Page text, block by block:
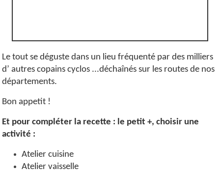
Le tout se déguste dans un lieu fréquenté par des milliers
d’ autres copains cyclos ...déchaînés sur les routes de nos
départements.
Bon appetit !
Et pour compléter la recette : le petit +, choisir une
activité :
Atelier cuisine
Atelier vaisselle